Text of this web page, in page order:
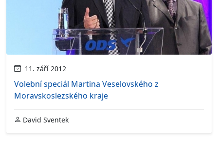
11. září 2012
Volební speciál Martina Veselovského z
Moravskoslezského kraje
David Sventek